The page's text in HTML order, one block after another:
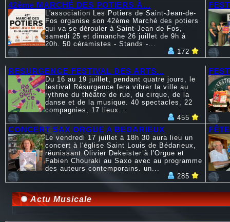
42ème MARCHÉ DES POTIERS À...
L'association Les Potiers de Saint-Jean-de-
Fos organise son 42ème Marché des potiers
qui va se dérouler à Saint-Jean de Fos,
samedi 25 et dimanche 26 juillet de 9h à
20h. 50 céramistes - Stands -...
172
RESURGENCE FESTIVAL DES ARTS...
Du 16 au 19 juillet, pendant quatre jours, le
festival Résurgence fera vibrer la ville au
rythme du théâtre de rue, du cirque, de la
danse et de la musique. 40 spectacles, 22
compagnies, 17 lieux...
455
CONCERT SAX ORGUE A BEDARIEUX
Le vendredi 17 juillet à 18h 30 aura lieu un
concert à l'église Saint Louis de Bédarieux,
réunissant Olivier Dekeister à l'Orgue et
Fabien Chouraki au Saxo avec au programme
des auteurs contemporains. un...
285
Actu Musicale